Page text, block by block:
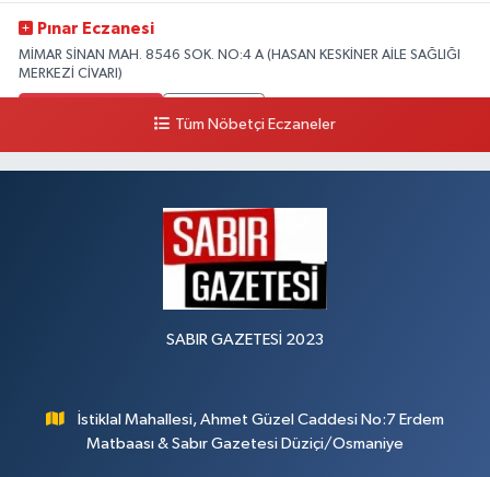
Pınar Eczanesi
MİMAR SİNAN MAH. 8546 SOK. NO:4 A (HASAN KESKİNER AİLE SAĞLIĞI
MERKEZİ CİVARI)
Tüm Nöbetçi Eczaneler
SABIR GAZETESİ 2023
İstiklal Mahallesi, Ahmet Güzel Caddesi No:7 Erdem
Matbaası & Sabır Gazetesi Düziçi/Osmaniye